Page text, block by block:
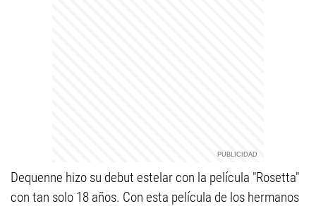
Dequenne hizo su debut estelar con la película "Rosetta"
con tan solo 18 años. Con esta película de los hermanos